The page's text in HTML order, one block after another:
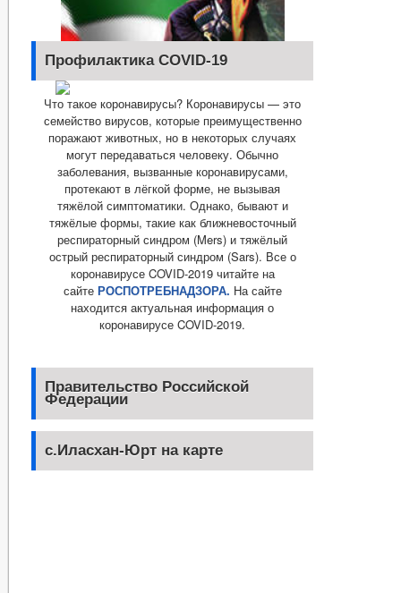
Профилактика COVID-19
Что такое коронавирусы? Коронавирусы — это
семейство вирусов, которые преимущественно
поражают животных, но в некоторых случаях
могут передаваться человеку. Обычно
заболевания, вызванные коронавирусами,
протекают в лёгкой форме, не вызывая
тяжёлой симптоматики. Однако, бывают и
тяжёлые формы, такие как ближневосточный
респираторный синдром (Mers) и тяжёлый
острый респираторный синдром (Sars). Все о
коронавирусе COVID-2019 читайте на
сайте РОСПОТРЕБНАДЗОРА. На сайте
находится актуальная информация о
коронавирусе COVID-2019.
Правительство Российской
Федерации
с.Иласхан-Юрт на карте